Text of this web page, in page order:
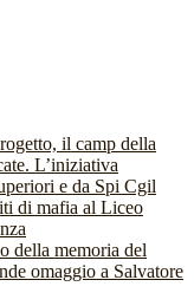
il camp della
L’iniziativa
e da Spi Cgil
di mafia al Liceo
della memoria del
omaggio a Salvatore